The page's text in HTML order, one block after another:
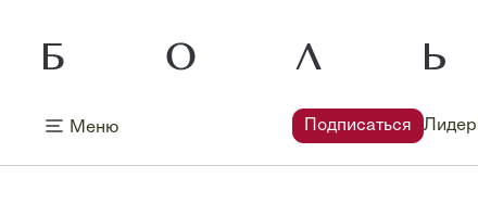
Меню Подписаться Лидер